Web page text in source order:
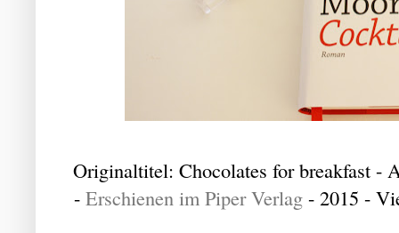
Originaltitel: Chocolates for breakfast -
-Erschienen im Piper Verlag - 2015 -